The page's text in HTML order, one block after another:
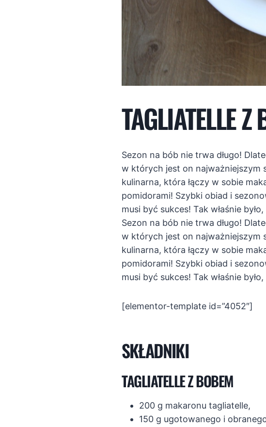
TAGLIATELLE Z
Sezon na bób nie trwa długo!
w których jest on najważniejszym
kulinarna, która łączy w sobie
pomidorami! Szybki obiad i
musi być sukces! Tak właśnie
Sezon na bób nie trwa długo!
w których jest on najważniejszym
kulinarna, która łączy w sobie
pomidorami! Szybki obiad i
musi być sukces! Tak właśnie
[elementor-template id=”4052″]
SKŁADNIKI
TAGLIATELLE Z BOBEM
200 g makaronu tagliatelle,
150 g ugotowanego i